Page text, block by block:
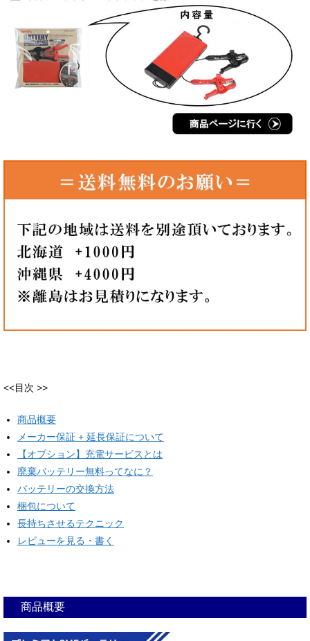
<<目次 >>
商品概要
メーカー保証 + 延長保証について
【オプション】充電サービスとは
廃棄バッテリー無料ってなに？
バッテリーの交換方法
梱包について
長持ちさせるテクニック
レビューを見る・書く
商品概要